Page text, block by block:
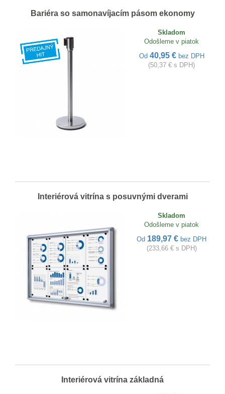
Bariéra so samonavíjacím pásom ekonomy
Skladom
Odošleme v piatok
Od 40,95 € bez DPH
(50,37 € s DPH)
Interiérová vitrína s posuvnými dverami
Skladom
Odošleme v piatok
Od 189,97 € bez DPH
(233,66 € s DPH)
Interiérová vitrína základná